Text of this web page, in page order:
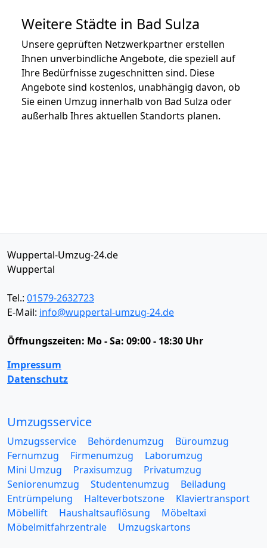
Weitere Städte in Bad Sulza
Unsere geprüften Netzwerkpartner erstellen
Ihnen unverbindliche Angebote, die speziell auf
Ihre Bedürfnisse zugeschnitten sind. Diese
Angebote sind kostenlos, unabhängig davon, ob
Sie einen Umzug innerhalb von Bad Sulza oder
außerhalb Ihres aktuellen Standorts planen.
Wuppertal-Umzug-24.de
Wuppertal
Tel.: 01579-2632723
E-Mail: info@wuppertal-umzug-24.de
Öffnungszeiten: Mo - Sa: 09:00 - 18:30 Uhr
Impressum
Datenschutz
Umzugsservice
Umzugsservice Behördenumzug
Büroumzug
Fernumzug
Firmenumzug
Laborumzug
Mini Umzug
Praxisumzug
Privatumzug
Seniorenumzug
Studentenumzug
Beiladung
Entrümpelung
Halteverbotszone
Klaviertransport
Möbellift
Haushaltsauflösung
Möbeltaxi
Möbelmitfahrzentrale
Umzugskartons